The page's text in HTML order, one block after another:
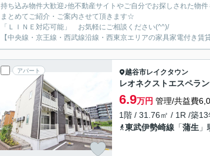
持ち込み物件大歓迎♪他不動産サイトやご自分でお探しされた物件
まとめてご紹介・ご案内させて頂きます☆
「ＬＩＮＥ対応可能」 お気軽にご相談ください(^^)/
【中央線・京王線・西武線沿線・西東京エリアの家具家電付き賃
アパート 越谷市レイクタウン
レオネクストエスペラ
6.9万円 管理/共益費
1階 / 31.76㎡ / 1R /築13
東武伊勢崎線 「蒲生